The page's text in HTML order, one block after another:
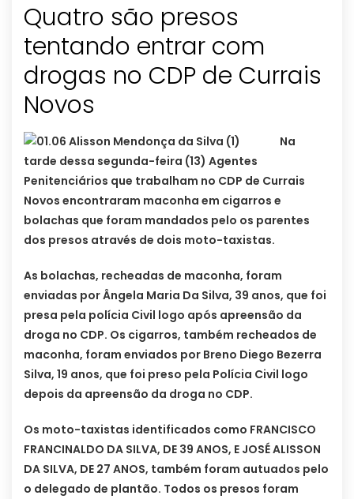
Quatro são presos
tentando entrar com
drogas no CDP de Currais
Novos
Na
tarde dessa segunda-feira (13) Agentes
Penitenciários que trabalham no CDP de Currais
Novos encontraram maconha em cigarros e
bolachas que foram mandados pelo os parentes
dos presos através de dois moto-taxistas.
As bolachas, recheadas de maconha, foram
enviadas por Ângela Maria Da Silva, 39 anos, que foi
presa pela polícia Civil logo após apreensão da
droga no CDP. Os cigarros, também recheados de
maconha, foram enviados por Breno Diego Bezerra
Silva, 19 anos, que foi preso pela Polícia Civil logo
depois da apreensão da droga no CDP.
Os moto-taxistas identificados como FRANCISCO
FRANCINALDO DA SILVA, DE 39 ANOS, E JOSÉ ALISSON
DA SILVA, DE 27 ANOS, também foram autuados pelo
o delegado de plantão. Todos os presos foram